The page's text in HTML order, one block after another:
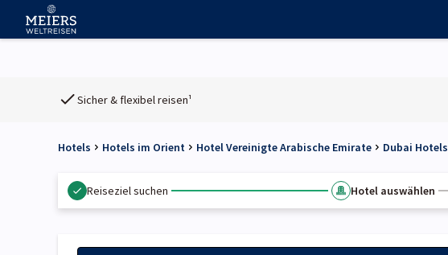
Sicher & flexibel reisen¹
Hotels Hotels im Orient Hotel Vereinigte Arabische Emirate Dubai Hotels
Reiseziel suchen Hotel auswählen